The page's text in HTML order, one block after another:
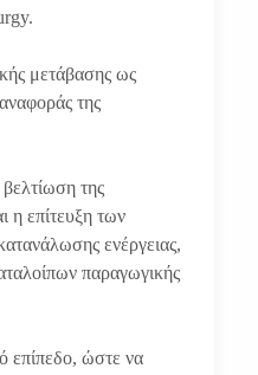
μετάβασης ως
της
της
η επίτευξη των
ενέργειας,
παραγωγικής
επίπεδο, ώστε να